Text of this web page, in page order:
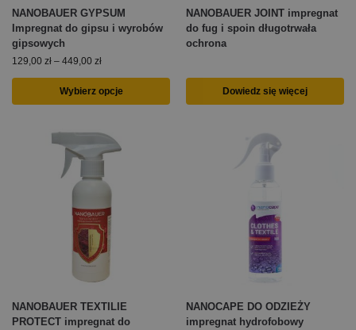
NANOBAUER GYPSUM
Impregnat do gipsu i wyrobów
gipsowych
129,00 zł – 449,00 zł
Wybierz opcje
NANOBAUER JOINT impregnat
do fug i spoin długotrwała
ochrona
Dowiedz się więcej
NANOBAUER TEXTILIE
PROTECT impregnat do
NANOCAPE DO ODZIEŻY
impregnat hydrofobowy